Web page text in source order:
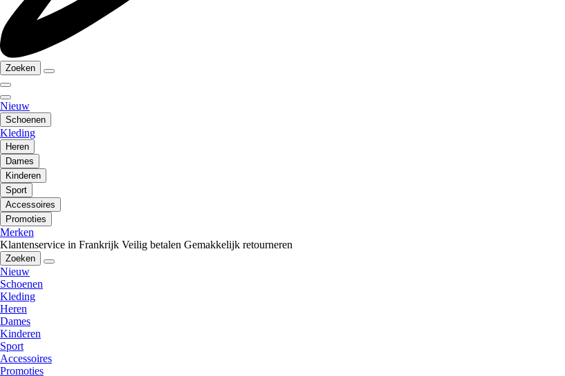
Zoeken
Nieuw
Schoenen
Kleding
Heren
Dames
Kinderen
Sport
Accessoires
Promoties
Merken
Klantenservice in Frankrijk Veilig betalen Gemakkelijk retourneren
Zoeken
Nieuw
Schoenen
Kleding
Heren
Dames
Kinderen
Sport
Accessoires
Promoties